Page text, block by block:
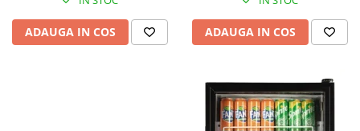
ADAUGA IN COS ADAUGA IN COS